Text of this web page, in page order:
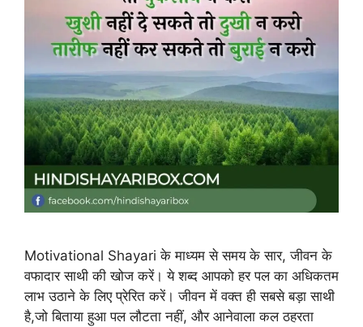
Motivational Shayari के माध्यम से समय के सार, जीवन के
वफादार साथी की खोज करें। ये शब्द आपको हर पल का अधिकतम
लाभ उठाने के लिए प्रेरित करें। जीवन में वक्त ही सबसे बड़ा साथी
है,जो बिताया हुआ पल लौटता नहीं, और आनेवाला कल ठहरता